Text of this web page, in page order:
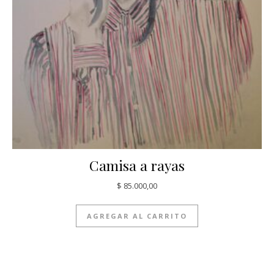
Camisa a rayas
$ 85.000,00
AGREGAR AL CARRITO